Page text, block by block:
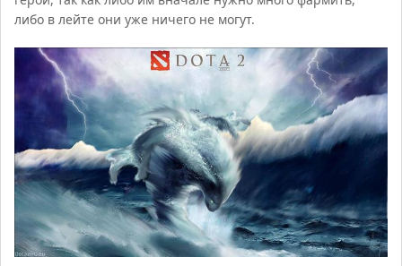
либо в лейте они уже ничего не могут.